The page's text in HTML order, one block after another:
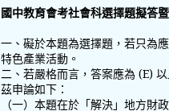
國中教育會考社會科選擇題擬答暨
一、礙於本題為選擇題，若只為
特色產業活動。
二、若嚴格而言，答案應為 (E)
茲申論如下：
（一）本題在於「解決」地方財